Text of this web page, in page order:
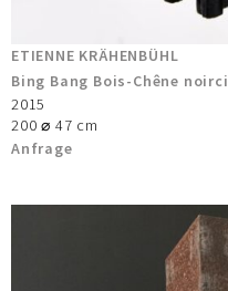
ETIENNE KRÄHENBÜHL
Bing Bang Bois-Chêne noirci
2015
200 ⌀ 47 cm
Anfrage